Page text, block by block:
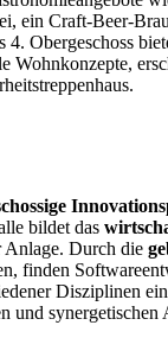
ein Craft-Beer-
Obergeschoss
Wohnkonzepte,
bildet das
Anlage. Durch die
finden
Disziplinen
und synergetischen